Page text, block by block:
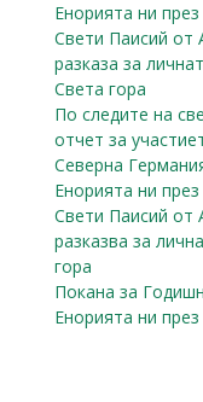
Енорията ни
Свети Паисий от
разказa за
Света гора
По следите на
отчет за
Северна
Енорията ни
Свети Паисий от
разказва за
гора
Покана за
Енорията ни